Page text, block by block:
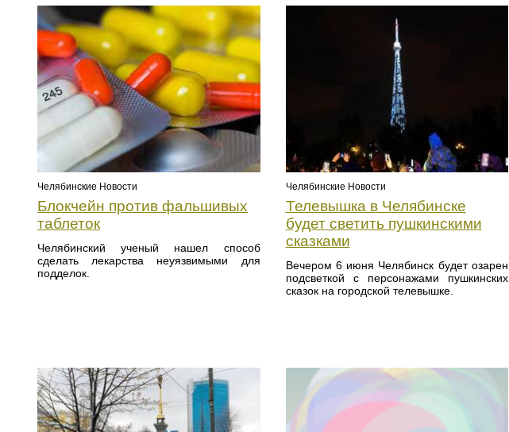
Челябинские Новости
Блокчейн против фальшивых
таблеток
Челябинский ученый нашел способ
сделать лекарства неуязвимыми для
подделок.
Челябинские Новости
Телевышка в Челябинске
будет светить пушкинскими
сказками
Вечером 6 июня Челябинск будет озарен
подсветкой с персонажами пушкинских
сказок на городской телевышке.